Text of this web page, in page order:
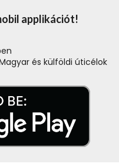
applikációt!
és külföldi úticélok